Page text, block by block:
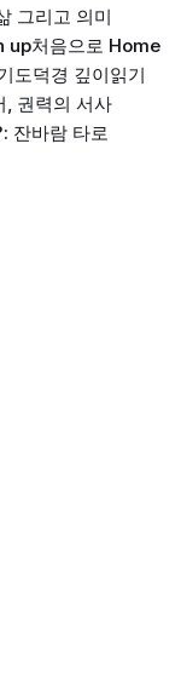
그리고 의미
up처음으로 Home
도덕경 깊이읽기
, 권력의 서사
잔바람 타로